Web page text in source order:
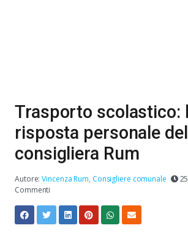
Trasporto scolastico:
risposta personale
consigliera Rum
Autore:Vincenza Rum, Consigliere comunale
Commenti